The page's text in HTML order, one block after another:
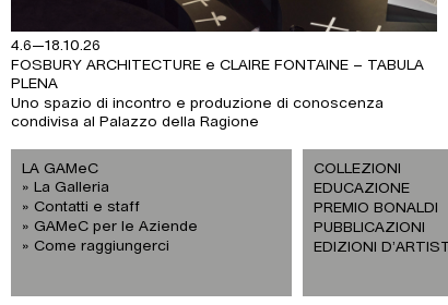
4.6—18.10.26
FOSBURY ARCHITECTURE e CLAIRE FONTAINE – TABULA
PLENA
Uno spazio di incontro e produzione di conoscenza
condivisa al Palazzo della Ragione
LA GAMeC
La Galleria
Contatti e staff
GAMeC per le Aziende
Come raggiungerci
COLLEZIONI
EDUCAZIONE
PREMIO BONALDI
PUBBLICAZIONI
EDIZIONI